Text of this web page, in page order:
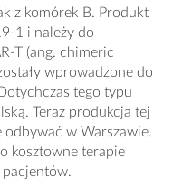
z komórek B. Produkt
1 i należy do
T (ang. chimeric
wprowadzone do
tego typu
Teraz produkcja tej
w Warszawie.
kosztowne terapie